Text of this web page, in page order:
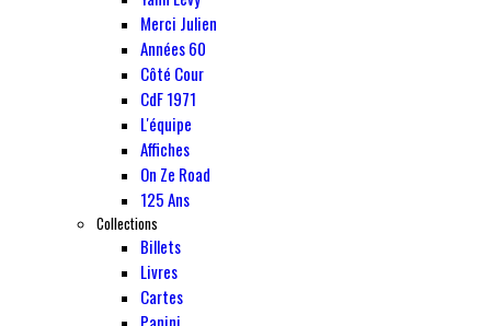
Merci Julien
Années 60
Côté Cour
CdF 1971
L'équipe
Affiches
On Ze Road
125 Ans
Collections
Billets
Livres
Cartes